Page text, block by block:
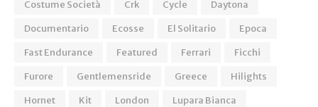
Costume Società
Crk Cycle
Daytona
Documentario
Ecosse El Solitario
Epoca
Fast Endurance
Featured Ferrari
Ficchi
Furore
Gentlemensride Greece
Hilights
Hornet
Kit London Lupara Bianca